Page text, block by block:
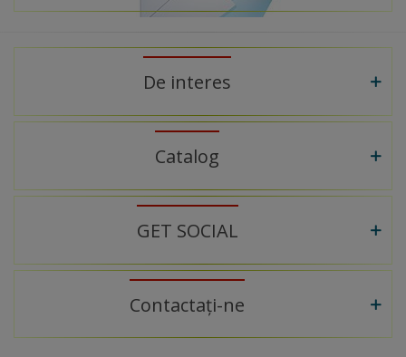
De interes
Catalog
GET SOCIAL
Contactați-ne